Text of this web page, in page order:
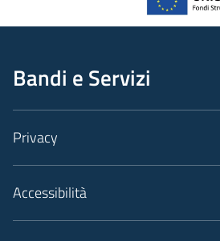
Bandi e Servizi
Privacy
Accessibilità